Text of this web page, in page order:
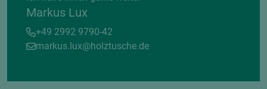
Markus Lux
+49 2992 9790-42
markus.lux@holztusche.de